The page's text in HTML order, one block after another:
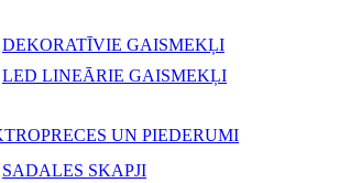
DEKORATĪVIE GAISMEKĻI
LED LINEĀRIE GAISMEKĻI
UN PIEDERUMI
SADALES SKAPJI